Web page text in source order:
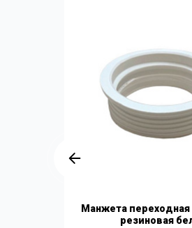
Манжета переходная
резиновая